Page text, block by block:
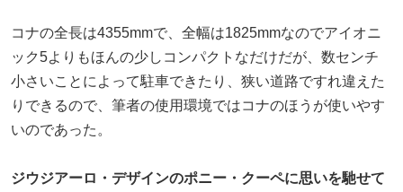
コナの全長は4355mmで、全幅は1825mmなのでアイオニ
ック5よりもほんの少しコンパクトなだけだが、数センチ
小さいことによって駐車できたり、狭い道路ですれ違えた
りできるので、筆者の使用環境ではコナのほうが使いやす
いのであった。
ジウジアーロ・デザインのポニー・クーペに思いを馳せて